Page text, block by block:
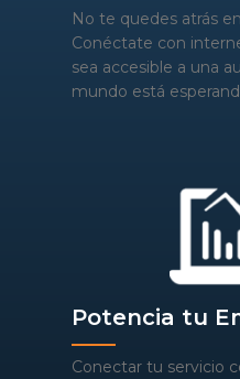
No te quedes atrás
Conéctate con
sea accesible a una
mundo está
Potencia tu
Conectar tu servicio